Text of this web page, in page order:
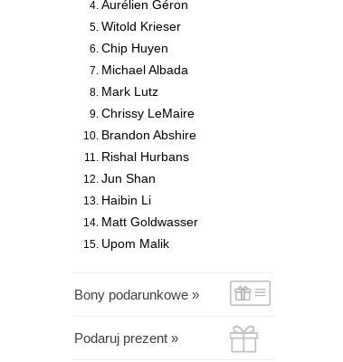
Aurélien Géron
Witold Krieser
Chip Huyen
Michael Albada
Mark Lutz
Chrissy LeMaire
Brandon Abshire
Rishal Hurbans
Jun Shan
Haibin Li
Matt Goldwasser
Upom Malik
Bony podarunkowe »
Podaruj prezent »